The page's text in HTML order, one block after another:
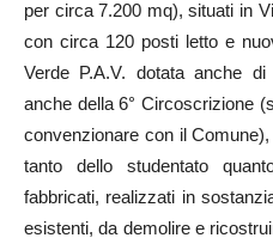
per circa 7.200 mq), situati in
con circa 120 posti letto e
Verde P.A.V. dotata anche
anche della 6° Circoscrizione
convenzionare con il
tanto dello studentato
fabbricati, realizzati in
esistenti, da demolire e